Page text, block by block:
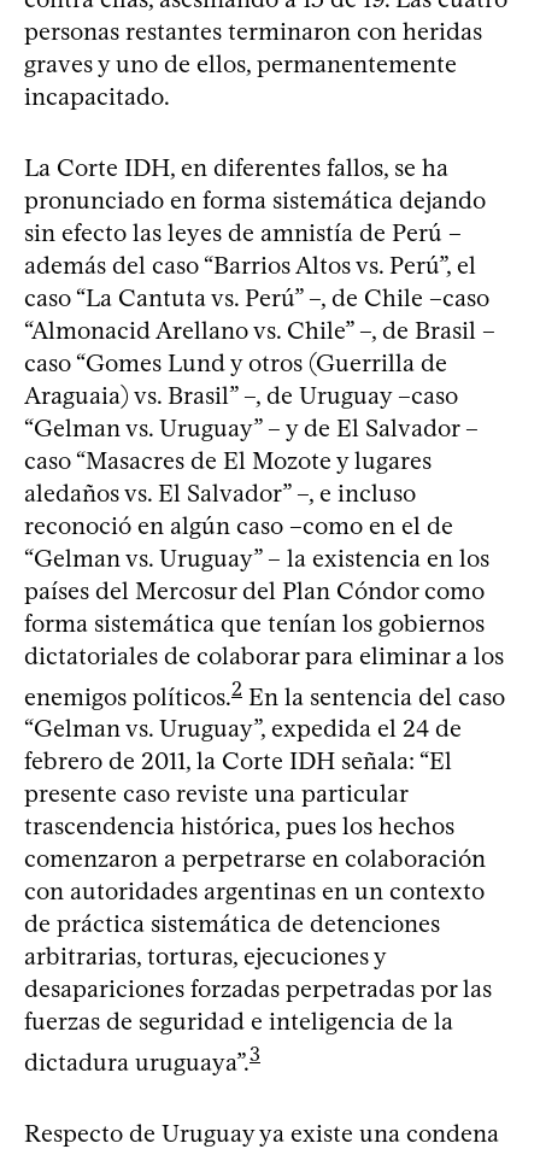
personas restantes terminaron con heridas
graves y uno de ellos, permanentemente
incapacitado.
La Corte IDH, en diferentes fallos, se ha
pronunciado en forma sistemática dejando
sin efecto las leyes de amnistía de Perú –
además del caso “Barrios Altos vs. Perú”, el
caso “La Cantuta vs. Perú” –, de Chile –caso
“Almonacid Arellano vs. Chile” –, de Brasil –
caso “Gomes Lund y otros (Guerrilla de
Araguaia) vs. Brasil” –, de Uruguay –caso
“Gelman vs. Uruguay” – y de El Salvador –
caso “Masacres de El Mozote y lugares
aledaños vs. El Salvador” –, e incluso
reconoció en algún caso –como en el de
“Gelman vs. Uruguay” – la existencia en los
países del Mercosur del Plan Cóndor como
forma sistemática que tenían los gobiernos
dictatoriales de colaborar para eliminar a los
enemigos políticos.2 En la sentencia del caso
“Gelman vs. Uruguay”, expedida el 24 de
febrero de 2011, la Corte IDH señala: “El
presente caso reviste una particular
trascendencia histórica, pues los hechos
comenzaron a perpetrarse en colaboración
con autoridades argentinas en un contexto
de práctica sistemática de detenciones
arbitrarias, torturas, ejecuciones y
desapariciones forzadas perpetradas por las
fuerzas de seguridad e inteligencia de la
dictadura uruguaya”.3
Respecto de Uruguay ya existe una condena